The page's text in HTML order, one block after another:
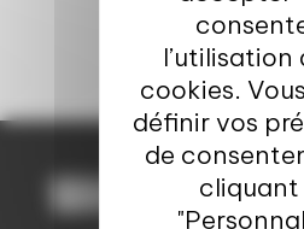
l’utilisation
cookies.
définir vos
de
cliquant